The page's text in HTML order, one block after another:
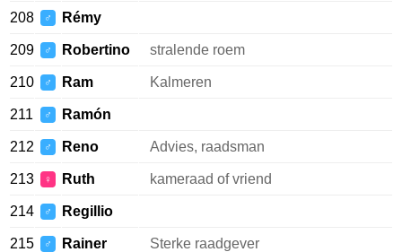
208 ♂ Rémy
209 ♂ Robertino stralende roem
210 ♂ Ram Kalmeren
211 ♂ Ramón
212 ♂ Reno Advies, raadsman
213 ♀ Ruth kameraad of vriend
214 ♂ Regillio
215 ♂ Rainer Sterke raadgever